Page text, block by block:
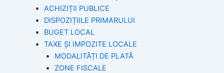
ACHIZIȚII PUBLICE
DISPOZIȚIILE PRIMARULUI
BUGET LOCAL
TAXE ȘI IMPOZITE LOCALE
MODALITĂȚI DE PLATĂ
ZONE FISCALE